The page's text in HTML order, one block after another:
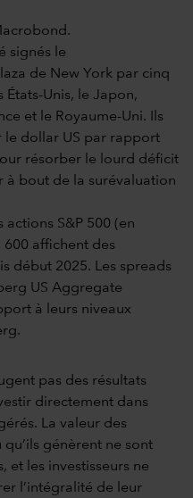
signés le
de New York par cinq
États-Unis, le Japon,
et le Royaume-Uni. Ils
le dollar US par rapport
résorber le lourd déficit
à bout de la surévaluation
actions S&P 500 (en
affichent des
début 2025. Les spreads
US Aggregate
à leurs niveaux
pas des résultats
directement dans
La valeur des
génèrent ne sont
et les investisseurs ne
l’intégralité de leur